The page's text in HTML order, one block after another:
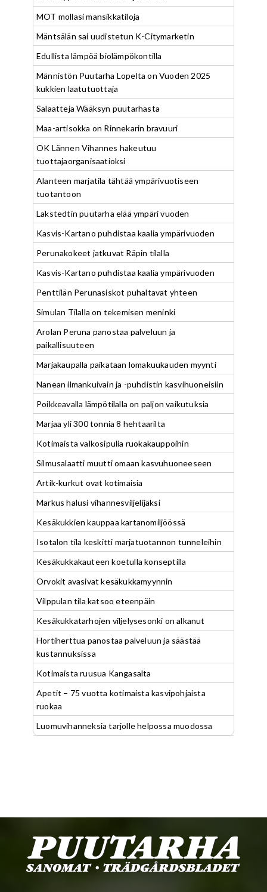
MOT mollasi mansikkatiloja
Mäntsälän sai uudistetun K-Citymarketin
Edullista lämpöä biolämpökontilla
Männistön Puutarha Lopelta on Vuoden 2025
kukkien laatutuottaja
Salaatteja Wääksyn puutarhasta
Maa-artisokka on Rinnekarin bravuuri
OK Lännen Vihannes hakeutuu
tuottajaorganisaatioksi
Alanteen marjatila tähtää ympärivuotiseen
tuotantoon
Lakstedtin puutarha elää ympäri vuoden
Kasvis-Kartano puhdistaa kaalia ympärivuoden
Perunakokeet jatkuvat Räpin tilalla
Kasvis-Kartano puhdistaa kaalia ympärivuoden
Penttilän Perunasiskot puhaltavat yhteen
Simulan Tilalla on tekemisen meninki
Arolan Peruna panostaa palveluun ja
paikallisuuteen
Marjakaupalla paikataan lomakuukauden myynti
Nanean ilmankuivain ja -puhdistin kasvihuoneisiin
Poikkeavalla lämpötilalla on paljon vaikutuksia
Marjaa yli 300 tonnia 8 hehtaarilta
Kotimaista valkosipulia ruokakauppoihin
Silmusalaatti muutti omaan kasvuhuoneeseen
Artik-kurkut ovat kotimaisia
Markus halusi vihannesviljelijäksi
Kesäkukkien kauppaa kartanomiljöössä
Isotalon tila keskitti marjatuotannon tunneleihin
Kesäkukkakauteen koetulla konseptilla
Orvokit avasivat kesäkukkamyynnin
Vilppulan tila katsoo eteenpäin
Kesäkukkatarhojen viljelysesonki on alkanut
Hortiherttua panostaa palveluun ja säästää
kustannuksissa
Kotimaista ruusua Kangasalta
Apetit – 75 vuotta kotimaista kasvipohjaista
ruokaa
Luomuvihanneksia tarjolle helpossa muodossa